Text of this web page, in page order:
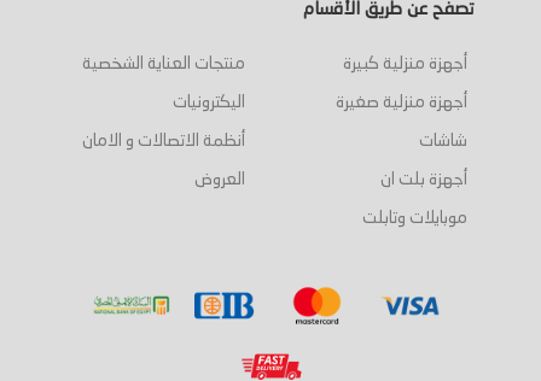
تصفح عن طريق الأقسام
أجهزة منزلية كبيرة
أجهزة منزلية صغيرة
شاشات
أجهزة بلت ان
موبايلات وتابلت
منتجات العناية الشخصية
اليكترونيات
أنظمة الاتصالات و الامان
العروض